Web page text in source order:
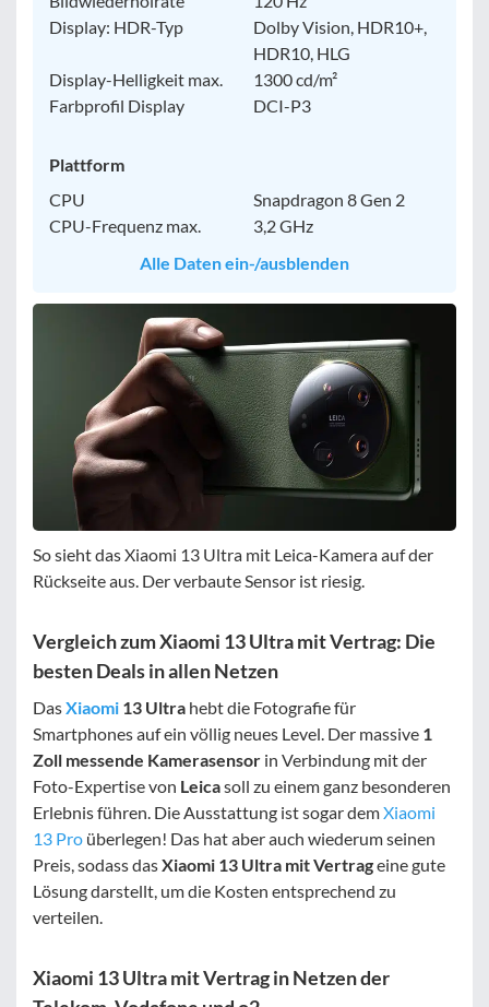
Display: HDR-Typ
Dolby Vision, HDR10+,
HDR10, HLG
Display-Helligkeit max.
1300 cd/m²
Farbprofil Display
DCI-P3
Plattform
CPU
Snapdragon 8 Gen 2
CPU-Frequenz max.
3,2 GHz
Alle Daten ein-/ausblenden
So sieht das Xiaomi 13 Ultra mit Leica-Kamera auf der
Rückseite aus. Der verbaute Sensor ist riesig.
Vergleich zum Xiaomi 13 Ultra mit Vertrag: Die
besten Deals in allen Netzen
DasXiaomi 13 Ultra hebt die Fotografie für
Smartphones auf ein völlig neues Level. Der massive 1
Zoll messende Kamerasensor in Verbindung mit der
Foto-Expertise von Leicasoll zu einem ganz besonderen
Erlebnis führen. Die Ausstattung ist sogar demXiaomi
13 Pro überlegen! Das hat aber auch wiederum seinen
Preis, sodass dasXiaomi 13 Ultra mit Vertrageine gute
Lösung darstellt, um die Kosten entsprechend zu
verteilen.
Xiaomi 13 Ultra mit Vertrag in Netzen der